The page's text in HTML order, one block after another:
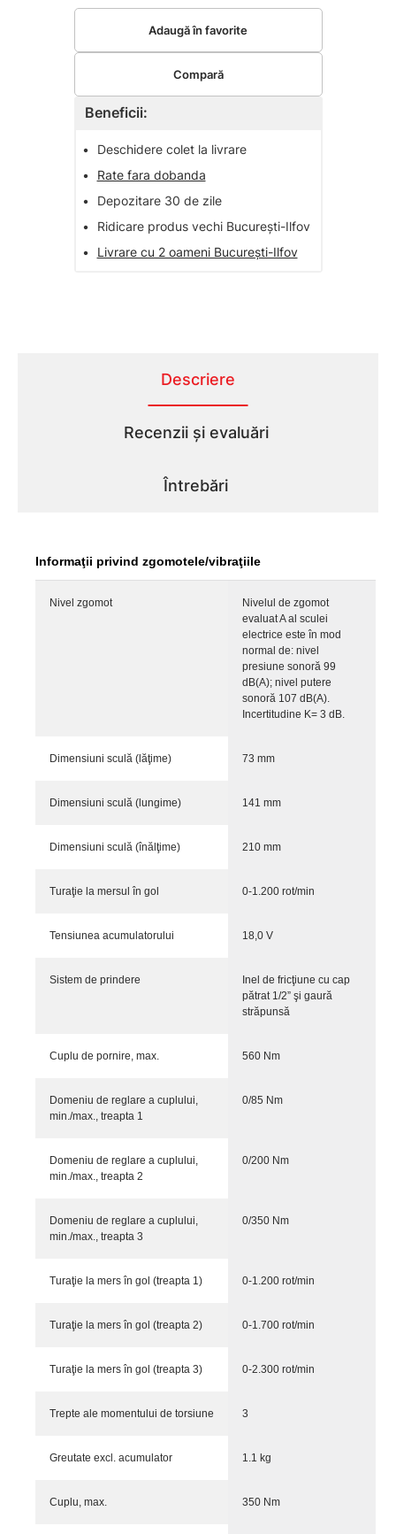
Beneficii:
•
Deschidere colet la livrare
•
Rate fara dobanda
•
Depozitare 30 de zile
•
Ridicare produs vechi București-Ilfov
•
Livrare cu 2 oameni București-Ilfov
Adaugă în favorite
Compară
Descriere
Recenzii și evaluări
Întrebări
Informaţii privind zgomotele/vibraţiile
Nivel zgomot
Nivelul de zgomot
evaluat A al sculei
electrice este în mod
normal de: nivel
presiune sonoră 99
dB(A); nivel putere
sonoră 107 dB(A).
Incertitudine K= 3 dB.
Dimensiuni sculă (lăţime) 73 mm
Dimensiuni sculă (lungime) 141 mm
Dimensiuni sculă (înălţime) 210 mm
Turaţie la mersul în gol 0-1.200 rot/min
Tensiunea acumulatorului 18,0 V
Sistem de prindere
Inel de fricţiune cu cap
pătrat 1/2” şi gaură
străpunsă
Cuplu de pornire, max. 560 Nm
Domeniu de reglare a cuplului,
min./max., treapta 1
0/85 Nm
Domeniu de reglare a cuplului,
min./max., treapta 2
0/200 Nm
Domeniu de reglare a cuplului,
min./max., treapta 3
0/350 Nm
Turaţie la mers în gol (treapta 1) 0-1.200 rot/min
Turaţie la mers în gol (treapta 2) 0-1.700 rot/min
Turaţie la mers în gol (treapta 3) 0-2.300 rot/min
Trepte ale momentului de torsiune 3
Greutate excl. acumulator 1.1 kg
Cuplu, max. 350 Nm